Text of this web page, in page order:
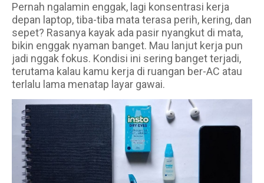
Pernah ngalamin enggak, lagi konsentrasi kerja
depan laptop, tiba-tiba mata terasa perih, kering, dan
sepet? Rasanya kayak ada pasir nyangkut di mata,
bikin enggak nyaman banget. Mau lanjut kerja pun
jadi nggak fokus. Kondisi ini sering banget terjadi,
terutama kalau kamu kerja di ruangan ber-AC atau
terlalu lama menatap layar gawai.